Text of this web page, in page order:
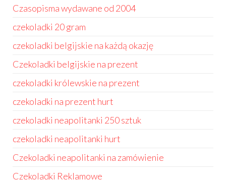
Czasopisma wydawane od 2004
czekoladki 20 gram
czekoladki belgijskie na każdą okazję
Czekoladki belgijskie na prezent
czekoladki królewskie na prezent
czekoladki na prezent hurt
czekoladki neapolitanki 250 sztuk
czekoladki neapolitanki hurt
Czekoladki neapolitanki na zamówienie
Czekoladki Reklamowe